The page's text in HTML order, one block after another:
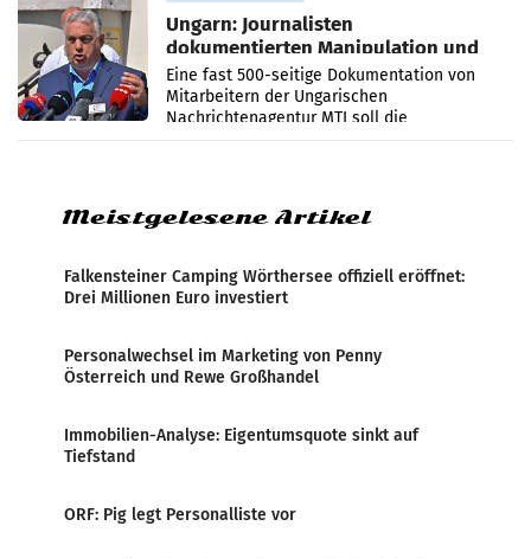
Ungarn: Journalisten
dokumentierten Manipulation und
Zensur
Eine fast 500-seitige Dokumentation von
Mitarbeitern der Ungarischen
Nachrichtenagentur MTI soll die
systematische Nachrichten-Manipulation und
Meistgelesene Artikel
Falkensteiner Camping Wörthersee offiziell eröffnet:
Drei Millionen Euro investiert
Personalwechsel im Marketing von Penny
Österreich und Rewe Großhandel
Immobilien-Analyse: Eigentumsquote sinkt auf
Tiefstand
ORF: Pig legt Personalliste vor